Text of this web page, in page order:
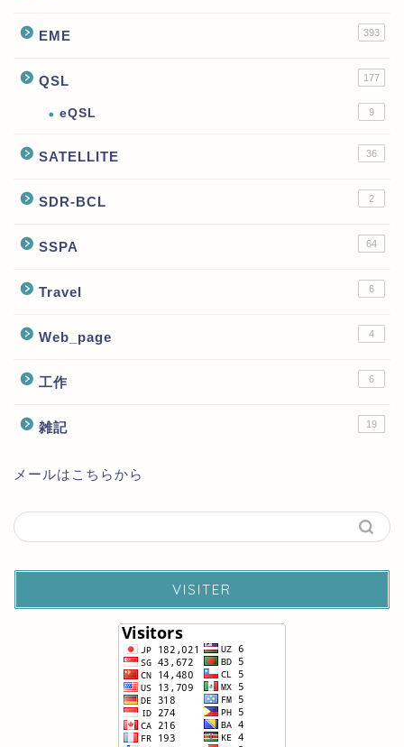
EME 393
QSL 177
eQSL 9
SATELLITE 36
SDR-BCL 2
SSPA 64
Travel 6
Web_page 4
工作 6
雑記 19
メールはこちらから
VISITER